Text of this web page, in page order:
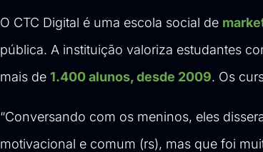
O CTC Digital é uma escola social de
pública. A instituição valoriza estudantes
mais de 1.400 alunos, desde 2009. Os
“Conversando com os meninos, eles
motivacional e comum (rs), mas que foi